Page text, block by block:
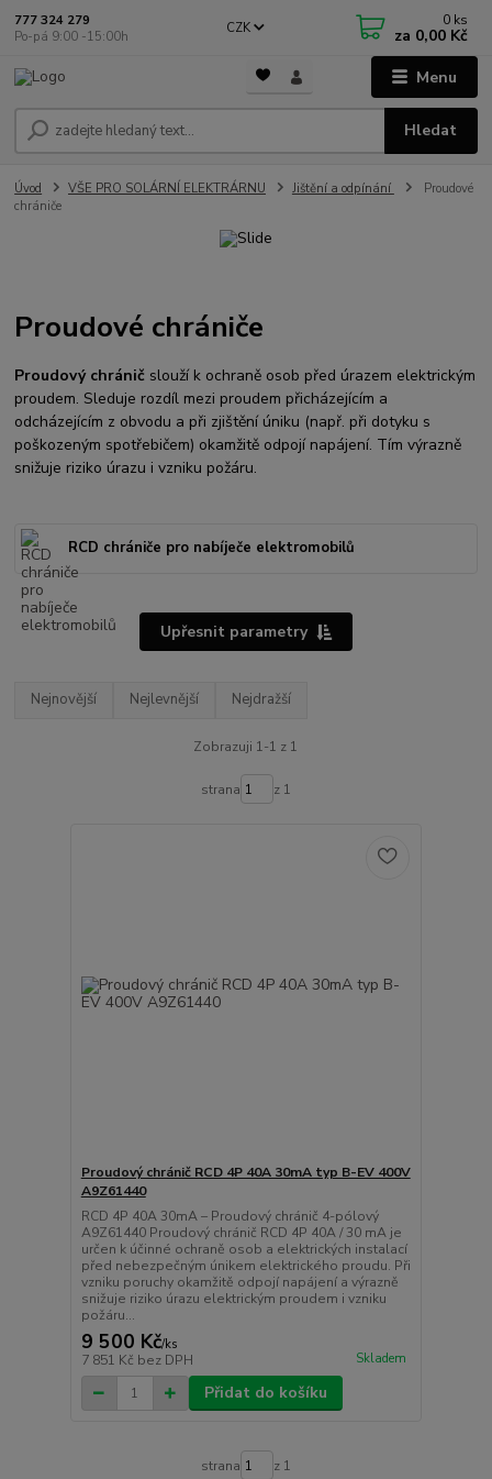
Menu
CZK
Hledat
777 324 279
Po-pá 9:00 -15:00h
0 ks
za 0,00 Kč
Úvod VŠE PRO SOLÁRNÍ ELEKTRÁRNU Jištění a odpínání
Proudové
chrániče
Proudové chrániče
Proudový chránič slouží k ochraně osob před úrazem elektrickým
proudem. Sleduje rozdíl mezi proudem přicházejícím a
odcházejícím z obvodu a při zjištění úniku (např. při dotyku s
poškozeným spotřebičem) okamžitě odpojí napájení. Tím výrazně
snižuje riziko úrazu i vzniku požáru.
RCD chrániče pro nabíječe elektromobilů
Upřesnit parametry
Nejnovější Nejlevnější Nejdražší
Zobrazuji 1-1 z 1
strana z 1
Proudový chránič RCD 4P 40A 30mA typ B-EV 400V
A9Z61440
RCD 4P 40A 30mA – Proudový chránič 4-pólový
A9Z61440 Proudový chránič RCD 4P 40A / 30 mA je
určen k účinné ochraně osob a elektrických instalací
před nebezpečným únikem elektrického proudu. Při
vzniku poruchy okamžitě odpojí napájení a výrazně
snižuje riziko úrazu elektrickým proudem i vzniku
požáru...
9 500 Kč/ks
7 851 Kč bez DPH Skladem
Přidat do košíku
strana z 1